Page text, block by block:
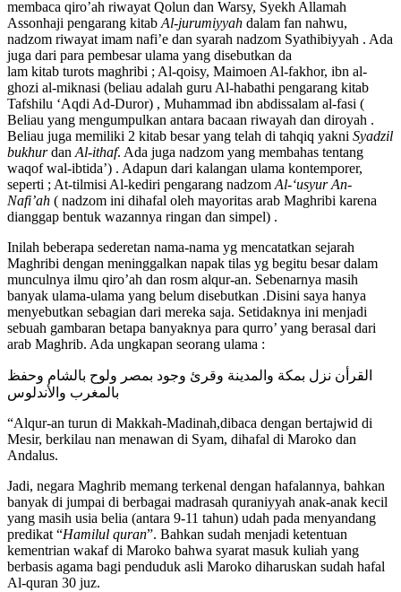
membaca qiro’ah riwayat Qolun dan Warsy, Syekh Allamah
Assonhaji pengarang kitab Al-jurumiyyah dalam fan nahwu,
nadzom riwayat imam nafi’e dan syarah nadzom Syathibiyyah . Ada
juga dari para pembesar ulama yang disebutkan da
lam kitab turots maghribi ; Al-qoisy, Maimoen Al-fakhor, ibn al-
ghozi al-miknasi (beliau adalah guru Al-habathi pengarang kitab
Tafshilu ‘Aqdi Ad-Duror) , Muhammad ibn abdissalam al-fasi (
Beliau yang mengumpulkan antara bacaan riwayah dan diroyah .
Beliau juga memiliki 2 kitab besar yang telah di tahqiq yakni Syadzil
bukhurdan Al-ithaf. Ada juga nadzom yang membahas tentang
waqof wal-ibtida’) . Adapun dari kalangan ulama kontemporer,
seperti ; At-tilmisi Al-kediri pengarang nadzom Al-‘usyur An-
Nafi’ah ( nadzom ini dihafal oleh mayoritas arab Maghribi karena
dianggap bentuk wazannya ringan dan simpel) .
Inilah beberapa sederetan nama-nama yg mencatatkan sejarah
Maghribi dengan meninggalkan napak tilas yg begitu besar dalam
munculnya ilmu qiro’ah dan rosm alqur-an. Sebenarnya masih
banyak ulama-ulama yang belum disebutkan .Disini saya hanya
menyebutkan sebagian dari mereka saja. Setidaknya ini menjadi
sebuah gambaran betapa banyaknya para qurro’ yang berasal dari
arab Maghrib. Ada ungkapan seorang ulama :
القرأن نزل بمكة والمدينة وقرئ وجود بمصر ولوح بالشام وحفظ
بالمغرب والأندلوس
“Alqur-an turun di Makkah-Madinah,dibaca dengan bertajwid di
Mesir, berkilau nan menawan di Syam, dihafal di Maroko dan
Andalus.
Jadi, negara Maghrib memang terkenal dengan hafalannya, bahkan
banyak di jumpai di berbagai madrasah quraniyyah anak-anak kecil
yang masih usia belia (antara 9-11 tahun) udah pada menyandang
predikat “Hamilul quran”. Bahkan sudah menjadi ketentuan
kementrian wakaf di Maroko bahwa syarat masuk kuliah yang
berbasis agama bagi penduduk asli Maroko diharuskan sudah hafal
Al-quran 30 juz.